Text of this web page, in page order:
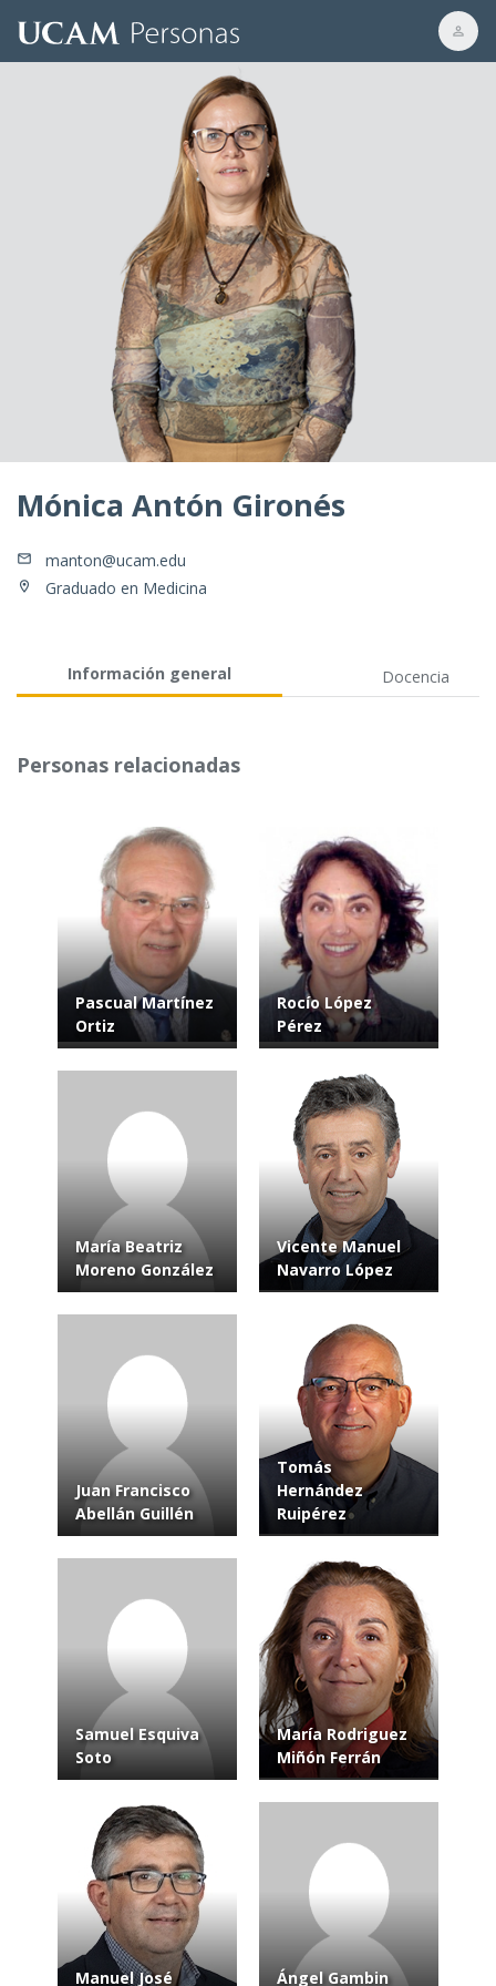
Mónica Antón Gironés
manton@ucam.edu
Graduado en Medicina
Información general Docencia
Personas relacionadas
Pascual Martínez
Ortiz
Rocío López
Pérez
María Beatriz
Moreno González
Vicente Manuel
Navarro López
Juan Francisco
Abellán Guillén
Tomás
Hernández
Ruipérez
Samuel Esquiva
Soto
María Rodriguez
Miñón Ferrán
Manuel José Ángel Gambin